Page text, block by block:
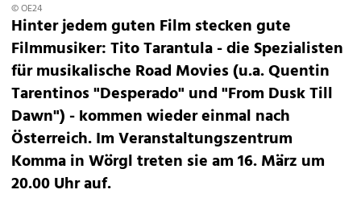
© OE24
Hinter jedem guten Film stecken gute
Filmmusiker: Tito Tarantula - die Spezialisten
für musikalische Road Movies (u.a. Quentin
Tarentinos "Desperado" und "From Dusk Till
Dawn") - kommen wieder einmal nach
Österreich. Im Veranstaltungszentrum
Komma in Wörgl treten sie am 16. März um
20.00 Uhr auf.